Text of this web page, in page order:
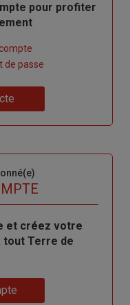
pour profiter
de passe
et créez votre
tout Terre de